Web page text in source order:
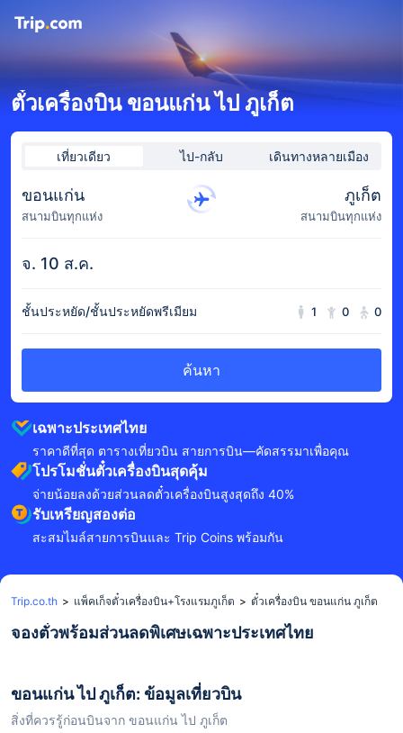
ตั๋วเครื่องบิน ขอนแก่น ไป ภูเก็ต
เที่ยวเดียว ไป-กลับ เดินทางหลายเมือง
ขอนแก่น
สนามบินทุกแห่ง
ภูเก็ต
สนามบินทุกแห่ง
จ. 10 ส.ค.
ชั้นประหยัด/ชั้นประหยัดพรีเมียม 1 0 0
ค้นหา
เฉพาะประเทศไทย
ราคาดีที่สุด ตารางเที่ยวบิน สายการบิน—คัดสรรมาเพื่อคุณ
โปรโมชั่นตั๋วเครื่องบินสุดคุ้ม
จ่ายน้อยลงด้วยส่วนลดตั๋วเครื่องบินสูงสุดถึง 40%
รับเหรียญสองต่อ
สะสมไมล์สายการบินและ Trip Coins พร้อมกัน
Trip.co.th > แพ็คเก็จตั๋วเครื่องบิน+โรงแรมภูเก็ต > ตั๋วเครื่องบิน ขอนแก่น ภูเก็ต
จองตั๋วพร้อมส่วนลดพิเศษเฉพาะประเทศไทย
ขอนแก่น ไป ภูเก็ต: ข้อมูลเที่ยวบิน
สิ่งที่ควรรู้ก่อนบินจาก ขอนแก่น ไป ภูเก็ต